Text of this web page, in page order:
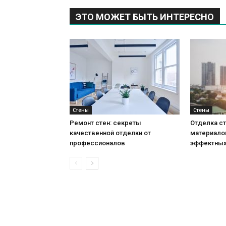
ЭТО МОЖЕТ БЫТЬ ИНТЕРЕСНО
Стены
Ремонт стен: секреты
качественной отделки от
профессионалов
Стены
Отделка